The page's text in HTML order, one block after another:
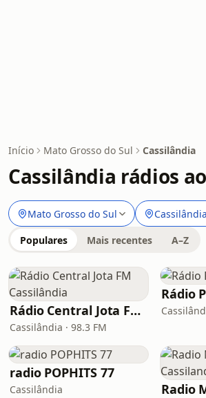
Início Mato Grosso do Sul Cassilândia
Cassilândia rádios
Mato Grosso do Sul Cassilândia
Populares Mais recentes A–Z
Rádio Central Jota FM Cassilândia
Cassilândia · 98.3 FM
Rádio
radio POPHITS 77
Cassilândia